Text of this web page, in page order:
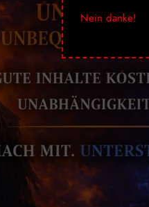
Nein danke!